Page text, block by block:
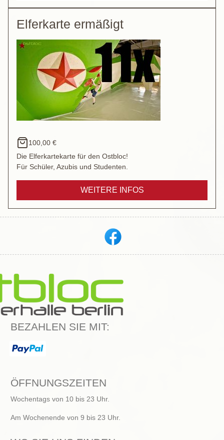
Elferkarte ermäßigt
100,00 €
Die Elferkartekarte für den Ostbloc!
Für Schüler, Azubis und Studenten.
WEITERE INFOS
BEZAHLEN SIE MIT:
ÖFFNUNGSZEITEN
Wochentags von 10 bis 23 Uhr.
Am Wochenende von 9 bis 23 Uhr.